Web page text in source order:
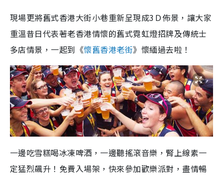
現場更將舊式香港大街小巷重新呈現成3Ｄ佈景，讓大家
重溫昔日代表著老香港情懷的舊式霓虹燈招牌及傳統士
多店情景，一起到《懷舊香港老街》懷緬過去啦！
一邊吃雪糕喝冰凍啤酒，一邊聽搖滾音樂，腎上線素一
定猛烈飆升！免費入場架，快來參加歡樂派對，盡情暢